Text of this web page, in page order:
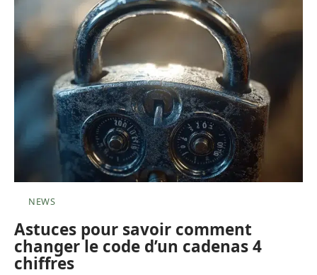
NEWS
Astuces pour savoir comment
changer le code d’un cadenas 4
chiffres